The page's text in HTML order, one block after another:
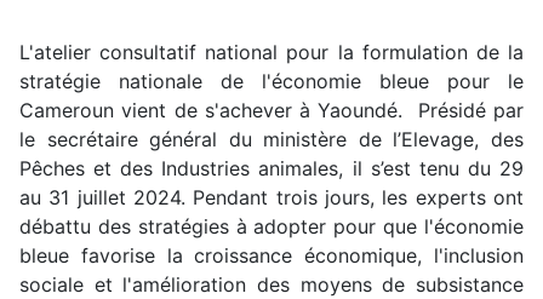
L'atelier consultatif national pour la formulation de la
stratégie nationale de l'économie bleue pour le
Cameroun vient de s'achever à Yaoundé. Présidé par
le secrétaire général du ministère de l’Elevage, des
Pêches et des Industries animales, il s’est tenu du 29
au 31 juillet 2024. Pendant trois jours, les experts ont
débattu des stratégies à adopter pour que l'économie
bleue favorise la croissance économique, l'inclusion
sociale et l'amélioration des moyens de subsistance